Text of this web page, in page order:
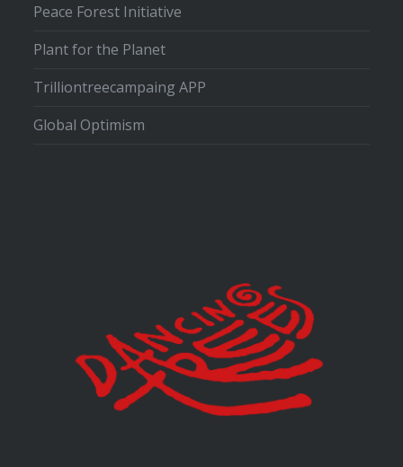
Peace Forest Initiative
Plant for the Planet
Trilliontreecampaing APP
Global Optimism